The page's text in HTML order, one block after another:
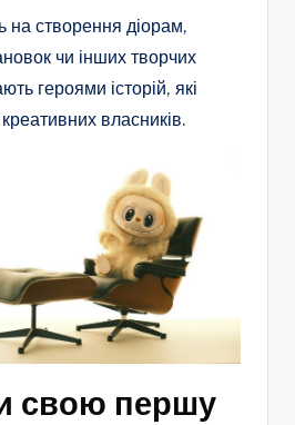
на створення діорам,
чи інших творчих
героями історій, які
власників.
свою першу